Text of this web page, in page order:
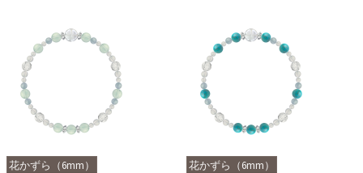
花かずら（6mm） 花かずら（6mm）